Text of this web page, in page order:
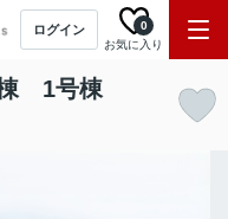
ログイン
お気に入り
0
1号棟